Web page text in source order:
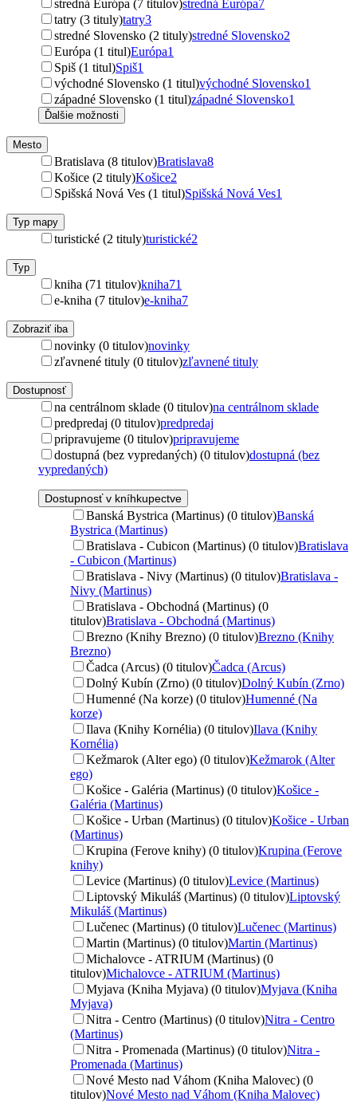
stredná Európa (7 titulov)stredná Európa7
tatry (3 tituly)tatry3
stredné Slovensko (2 tituly)stredné Slovensko2
Európa (1 titul)Európa1
Spiš (1 titul)Spiš1
východné Slovensko (1 titul)východné Slovensko1
západné Slovensko (1 titul)západné Slovensko1
Ďalšie možnosti
Mesto
Bratislava (8 titulov)Bratislava8
Košice (2 tituly)Košice2
Spišská Nová Ves (1 titul)Spišská Nová Ves1
Typ mapy
turistické (2 tituly)turistické2
Typ
kniha (71 titulov)kniha71
e-kniha (7 titulov)e-kniha7
Zobraziť iba
novinky (0 titulov)novinky
zľavnené tituly (0 titulov)zľavnené tituly
Dostupnosť
na centrálnom sklade (0 titulov)na centrálnom sklade
predpredaj (0 titulov)predpredaj
pripravujeme (0 titulov)pripravujeme
dostupná (bez vypredaných) (0 titulov)dostupná (bez
vypredaných)
Dostupnosť v kníhkupectve
Banská Bystrica (Martinus) (0 titulov)Banská
Bystrica (Martinus)
Bratislava - Cubicon (Martinus) (0 titulov)Bratislava
- Cubicon (Martinus)
Bratislava - Nivy (Martinus) (0 titulov)Bratislava -
Nivy (Martinus)
Bratislava - Obchodná (Martinus) (0
titulov)Bratislava - Obchodná (Martinus)
Brezno (Knihy Brezno) (0 titulov)Brezno (Knihy
Brezno)
Čadca (Arcus) (0 titulov)Čadca (Arcus)
Dolný Kubín (Zrno) (0 titulov)Dolný Kubín (Zrno)
Humenné (Na korze) (0 titulov)Humenné (Na
korze)
Ilava (Knihy Kornélia) (0 titulov)Ilava (Knihy
Kornélia)
Kežmarok (Alter ego) (0 titulov)Kežmarok (Alter
ego)
Košice - Galéria (Martinus) (0 titulov)Košice -
Galéria (Martinus)
Košice - Urban (Martinus) (0 titulov)Košice - Urban
(Martinus)
Krupina (Ferove knihy) (0 titulov)Krupina (Ferove
knihy)
Levice (Martinus) (0 titulov)Levice (Martinus)
Liptovský Mikuláš (Martinus) (0 titulov)Liptovský
Mikuláš (Martinus)
Lučenec (Martinus) (0 titulov)Lučenec (Martinus)
Martin (Martinus) (0 titulov)Martin (Martinus)
Michalovce - ATRIUM (Martinus) (0
titulov)Michalovce - ATRIUM (Martinus)
Myjava (Kniha Myjava) (0 titulov)Myjava (Kniha
Myjava)
Nitra - Centro (Martinus) (0 titulov)Nitra - Centro
(Martinus)
Nitra - Promenada (Martinus) (0 titulov)Nitra -
Promenada (Martinus)
Nové Mesto nad Váhom (Kniha Malovec) (0
titulov)Nové Mesto nad Váhom (Kniha Malovec)